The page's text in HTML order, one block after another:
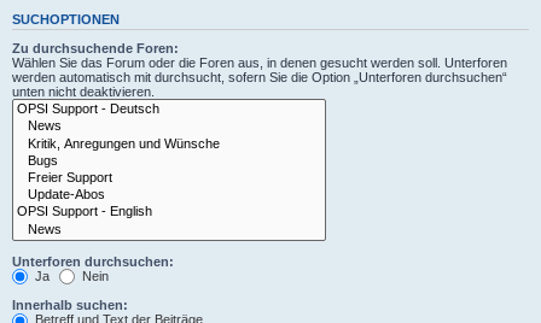
SUCHOPTIONEN
Zu durchsuchende Foren:
Wählen Sie das Forum oder die Foren aus, in denen gesucht werden soll. Unterforen
werden automatisch mit durchsucht, sofern Sie die Option „Unterforen durchsuchen“
unten nicht deaktivieren.
Unterforen durchsuchen:
Ja
Nein
Innerhalb suchen:
Betreff und Text der Beiträge